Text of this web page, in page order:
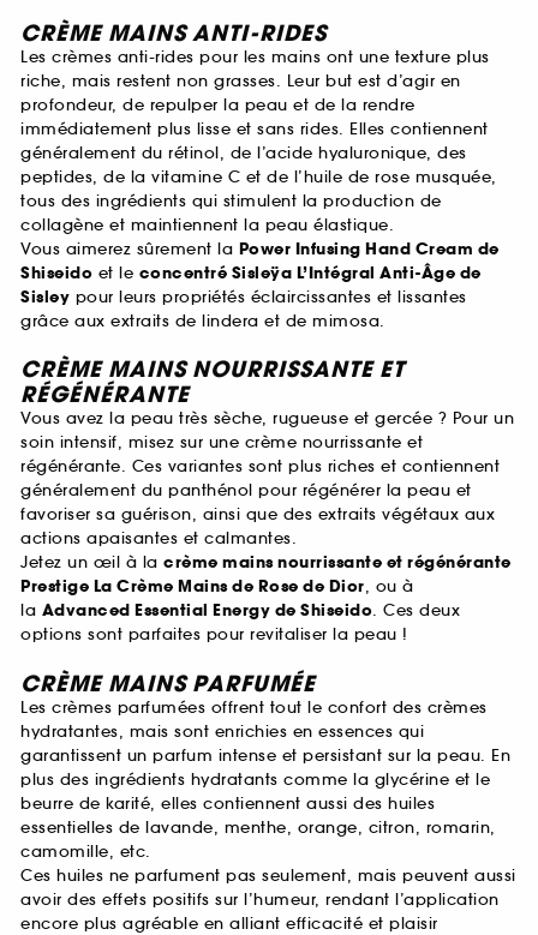
CRÈME MAINS ANTI-RIDES
Les crèmes anti-rides pour les mains ont une texture plus
riche, mais restent non grasses. Leur but est d’agir en
profondeur, de repulper la peau et de la rendre
immédiatement plus lisse et sans rides. Elles contiennent
généralement du rétinol, de l’acide hyaluronique, des
peptides, de la vitamine C et de l’huile de rose musquée,
tous des ingrédients qui stimulent la production de
collagène et maintiennent la peau élastique.
Vous aimerez sûrement la Power Infusing Hand Cream de
Shiseido et le concentré Sisleÿa L’Intégral Anti-Âge de
Sisley pour leurs propriétés éclaircissantes et lissantes
grâce aux extraits de lindera et de mimosa.
CRÈME MAINS NOURRISSANTE ET
RÉGÉNÉRANTE
Vous avez la peau très sèche, rugueuse et gercée ? Pour un
soin intensif, misez sur une crème nourrissante et
régénérante. Ces variantes sont plus riches et contiennent
généralement du panthénol pour régénérer la peau et
favoriser sa guérison, ainsi que des extraits végétaux aux
actions apaisantes et calmantes.
Jetez un œil à la crème mains nourrissante et régénérante
Prestige La Crème Mains de Rose de Dior, ou à
la Advanced Essential Energy de Shiseido. Ces deux
options sont parfaites pour revitaliser la peau !
CRÈME MAINS PARFUMÉE
Les crèmes parfumées offrent tout le confort des crèmes
hydratantes, mais sont enrichies en essences qui
garantissent un parfum intense et persistant sur la peau. En
plus des ingrédients hydratants comme la glycérine et le
beurre de karité, elles contiennent aussi des huiles
essentielles de lavande, menthe, orange, citron, romarin,
camomille, etc.
Ces huiles ne parfument pas seulement, mais peuvent aussi
avoir des effets positifs sur l’humeur, rendant l’application
encore plus agréable en alliant efficacité et plaisir